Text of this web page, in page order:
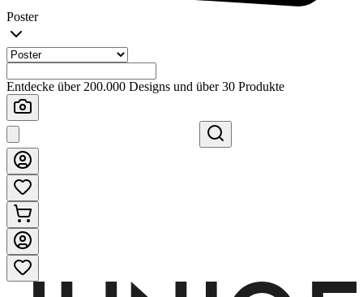
Poster
Entdecke über 200.000 Designs und über 30 Produkte